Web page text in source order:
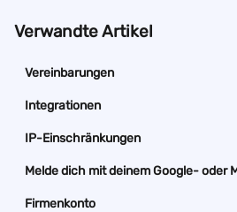
Verwandte Artikel
Vereinbarungen
Integrationen
IP-Einschränkungen
Melde dich mit deinem Google- oder
Firmenkonto